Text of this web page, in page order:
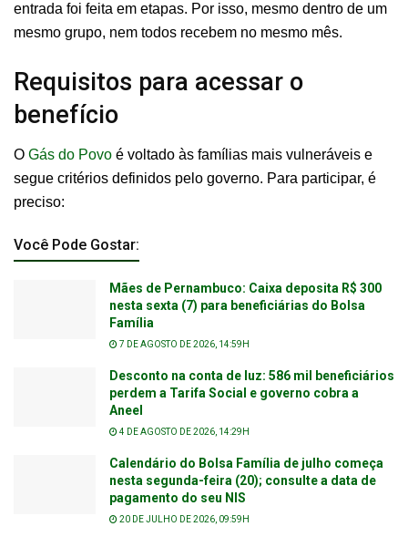
entrada foi feita em etapas. Por isso, mesmo dentro de um
mesmo grupo, nem todos recebem no mesmo mês.
Requisitos para acessar o
benefício
O Gás do Povo é voltado às famílias mais vulneráveis e
segue critérios definidos pelo governo. Para participar, é
preciso:
Você Pode Gostar:
Mães de Pernambuco: Caixa deposita R$ 300
nesta sexta (7) para beneficiárias do Bolsa
Família
7 DE AGOSTO DE 2026, 14:59H
Desconto na conta de luz: 586 mil beneficiários
perdem a Tarifa Social e governo cobra a
Aneel
4 DE AGOSTO DE 2026, 14:29H
Calendário do Bolsa Família de julho começa
nesta segunda-feira (20); consulte a data de
pagamento do seu NIS
20 DE JULHO DE 2026, 09:59H